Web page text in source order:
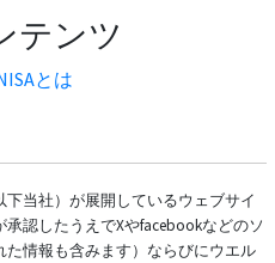
テンツ
とは
当社）が展開しているウェブサイ
認したうえでXやfacebookなどのソ
情報も含みます）ならびにウエル